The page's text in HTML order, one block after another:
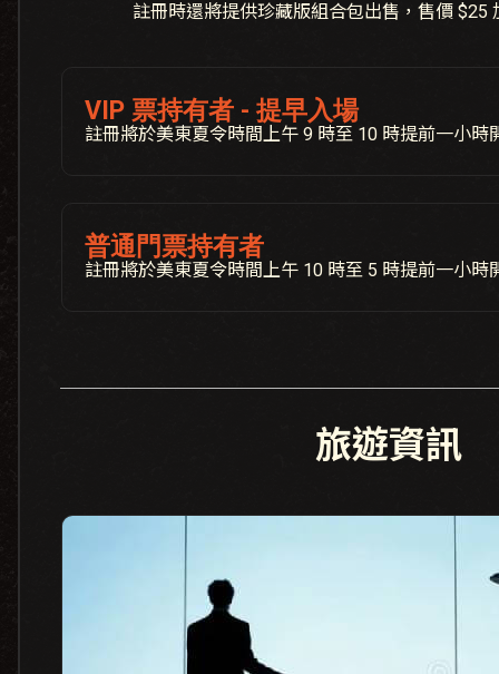
註冊時還將提供珍藏版組合包出售，售價 $25
VIP 票持有者 - 提早入場
註冊將於美東夏令時間上午 9 時至 10 時提前一小時
普通門票持有者
註冊將於美東夏令時間上午 10 時至 5 時提前一小時
旅遊資訊